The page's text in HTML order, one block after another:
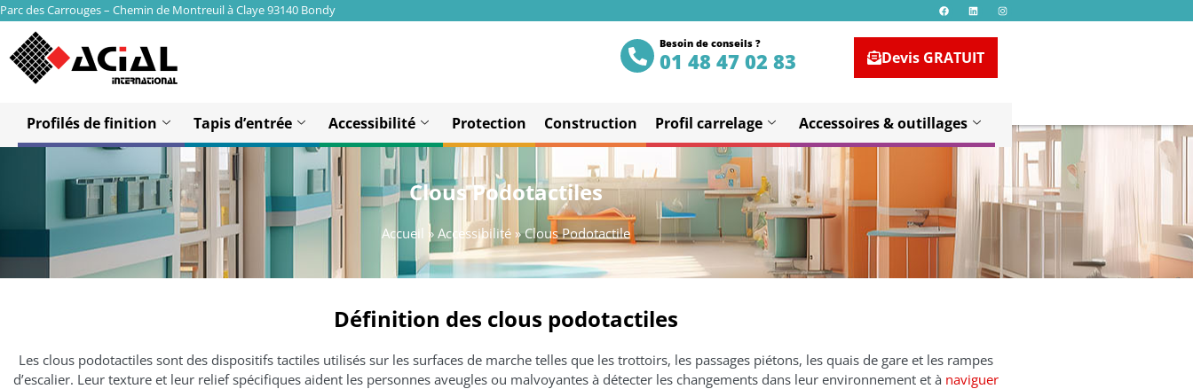
Parc des Carrouges – Chemin de Montreuil à Claye 93140 Bondy
Besoin de conseils ?
01 48 47 02 83 Devis GRATUIT
Profilés de finition Tapis d’entrée Accessibilité Protection Construction Profil carrelage Accessoires & outillages
Clous Podotactiles
Accueil » Accessibilité »Clous Podotactile
Définition des clous podotactiles
Les clous podotactiles sont des dispositifs tactiles utilisés sur les surfaces de marche telles que les trottoirs, les passages piétons, les quais de gare et les rampes
d’escalier. Leur texture et leur relief spécifiques aident les personnes aveugles ou malvoyantes à détecter les changements dans leur environnement et à naviguer